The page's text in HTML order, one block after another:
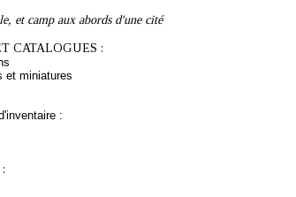
et camp aux abords d'une cité
CATALOGUES :
et miniatures
: